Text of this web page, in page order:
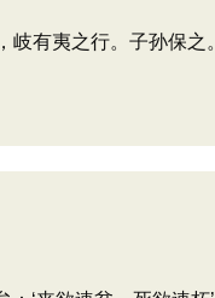
有夷之行。子孙保之。